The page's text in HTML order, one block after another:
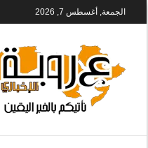
الجمعة, أغسطس 7, 2026